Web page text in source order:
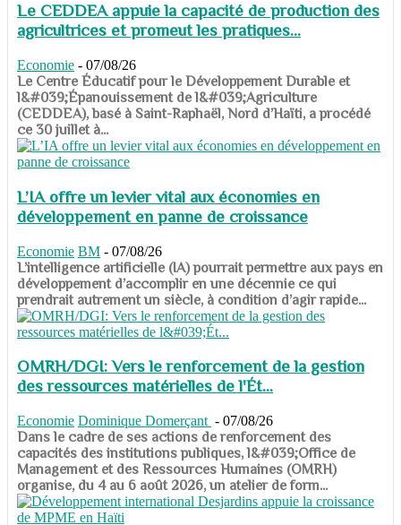
Le CEDDEA appuie la capacité de production des
agricultrices et promeut les pratiques...
Economie - 07/08/26
​​​​​​​Le Centre Éducatif pour le Développement Durable et
l&#039;Épanouissement de l&#039;Agriculture
(CEDDEA), basé à Saint-Raphaël, Nord d’Haïti, a procédé
ce 30 juillet à...
L’IA offre un levier vital aux économies en
développement en panne de croissance
Economie BM - 07/08/26
​​​​​​​L’intelligence artificielle (IA) pourrait permettre aux pays en
développement d’accomplir en une décennie ce qui
prendrait autrement un siècle, à condition d’agir rapide...
OMRH/DGI: Vers le renforcement de la gestion
des ressources matérielles de l'Ét...
Economie Dominique Domerçant - 07/08/26
Dans le cadre de ses actions de renforcement des
capacités des institutions publiques, l&#039;Office de
Management et des Ressources Humaines (OMRH)
organise, du 4 au 6 août 2026, un atelier de form...